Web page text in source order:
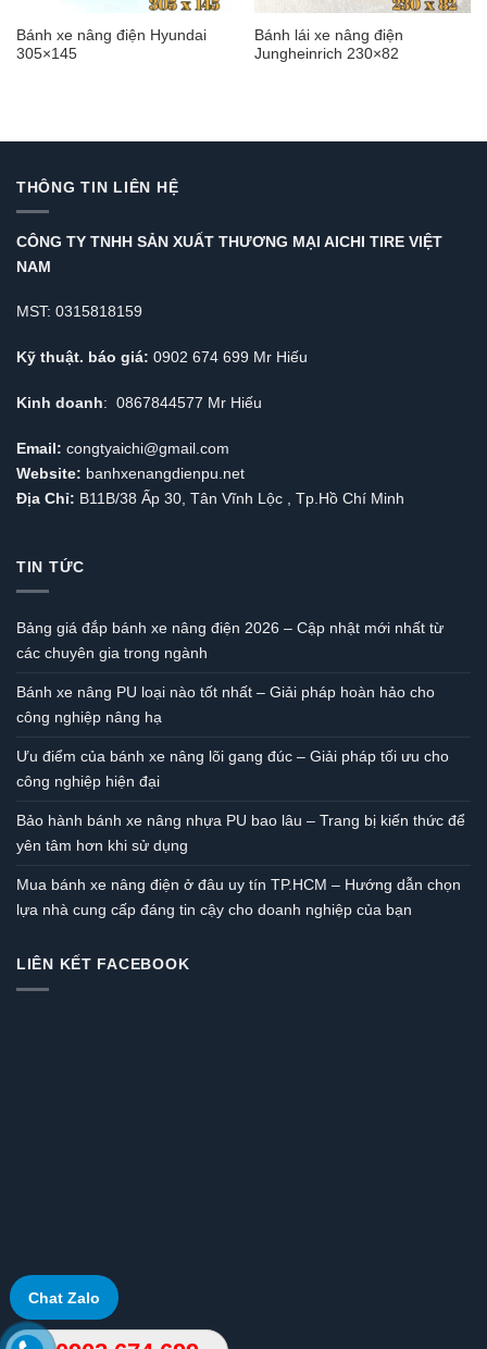
Bánh xe nâng điện Hyundai
305×145
Bánh lái xe nâng điện
Jungheinrich 230×82
THÔNG TIN LIÊN HỆ
CÔNG TY TNHH SẢN XUẤT THƯƠNG MẠI AICHI TIRE VIỆT
NAM
MST: 0315818159
Kỹ thuật. báo giá: 0902 674 699 Mr Hiếu
Kinh doanh: 0867844577 Mr Hiếu
Email: congtyaichi@gmail.com
Website: banhxenangdienpu.net
Địa Chỉ: B11B/38 Ấp 30, Tân Vĩnh Lộc , Tp.Hồ Chí Minh
TIN TỨC
Bảng giá đắp bánh xe nâng điện 2026 – Cập nhật mới nhất từ
các chuyên gia trong ngành
Bánh xe nâng PU loại nào tốt nhất – Giải pháp hoàn hảo cho
công nghiệp nâng hạ
Ưu điểm của bánh xe nâng lõi gang đúc – Giải pháp tối ưu cho
công nghiệp hiện đại
Bảo hành bánh xe nâng nhựa PU bao lâu – Trang bị kiến thức để
yên tâm hơn khi sử dụng
Mua bánh xe nâng điện ở đâu uy tín TP.HCM – Hướng dẫn chọn
lựa nhà cung cấp đáng tin cậy cho doanh nghiệp của bạn
LIÊN KẾT FACEBOOK
Chat Zalo